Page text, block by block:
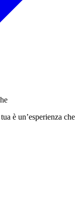
è un’esperienza che